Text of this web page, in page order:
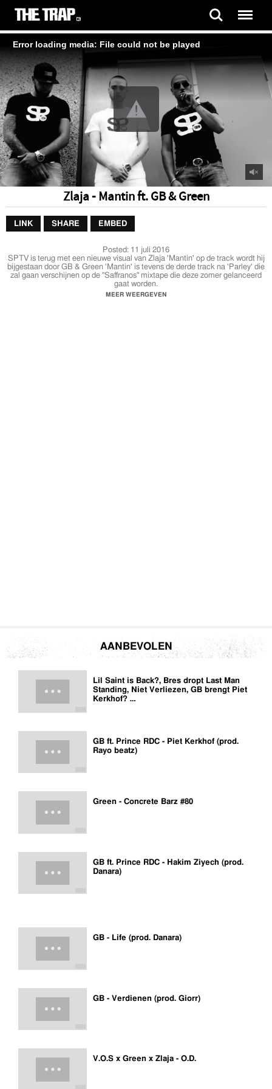
Error loading media: File could not be played
Zlaja - Mantin ft. GB & Green
LINK SHARE EMBED
Posted: 11 juli 2016
SPTV is terug met een nieuwe visual van Zlaja 'Mantin' op de track wordt hij
bijgestaan door GB & Green 'Mantin' is tevens de derde track na 'Parley' die
zal gaan verschijnen op de "Saffranos" mixtape die deze zomer gelanceerd
gaat worden.
MEER WEERGEVEN
AANBEVOLEN
Lil Saint is Back?, Bres dropt Last Man
Standing, Niet Verliezen, GB brengt Piet
Kerkhof? …
GB ft. Prince RDC - Piet Kerkhof (prod.
Rayo beatz)
Green - Concrete Barz #80
GB ft. Prince RDC - Hakim Ziyech (prod.
Danara)
GB - Life (prod. Danara)
GB - Verdienen (prod. Giorr)
V.O.S x Green x Zlaja - O.D.